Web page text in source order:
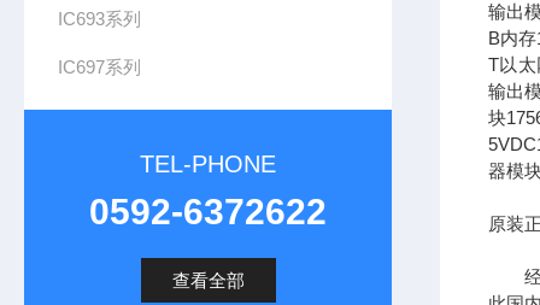
IC693系列
IC697系列
TEL-PHONE
0592-6372622
查看全部
输出
B内
T以太
输出
块
器模
原装
经过